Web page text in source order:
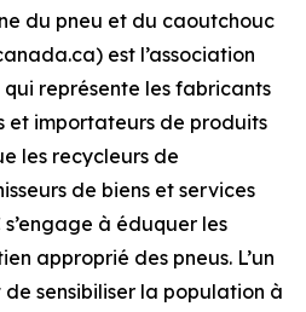
du pneu et du caoutchouc
est l’association
représente les fabricants
et importateurs de produits
les recycleurs de
de biens et services
s’engage à éduquer les
approprié des pneus. L’un
de sensibiliser la population à